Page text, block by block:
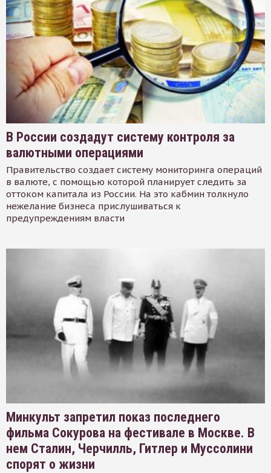
В России создадут систему контроля за
валютными операциями
Правительство создает систему мониторинга операций
в валюте, с помощью которой планирует следить за
оттоком капитала из России. На это кабмин толкнуло
нежелание бизнеса прислушиваться к
предупреждениям власти
Минкульт запретил показ последнего
фильма Сокурова на фестивале в Москве. В
нем Сталин, Черчилль, Гитлер и Муссолини
спорят о жизни